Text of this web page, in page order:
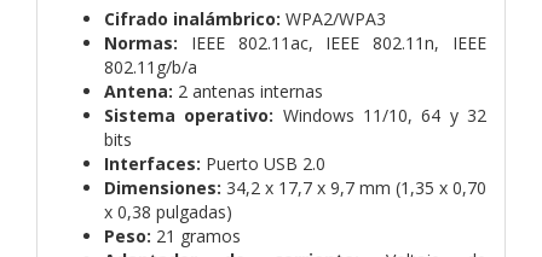
Cifrado inalámbrico: WPA2/WPA3
Normas: IEEE 802.11ac, IEEE 802.11n, IEEE
802.11g/b/a
Antena: 2 antenas internas
Sistema operativo: Windows 11/10, 64 y 32
bits
Interfaces: Puerto USB 2.0
Dimensiones: 34,2 x 17,7 x 9,7 mm (1,35 x 0,70
x 0,38 pulgadas)
Peso: 21 gramos